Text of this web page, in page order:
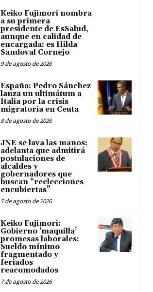
Keiko Fujimori nombra
a su primera
presidente de EsSalud,
aunque en calidad de
encargada: es Hilda
Sandoval Cornejo
9 de agosto de 2026
España: Pedro Sánchez
lanza un ultimátum a
Italia por la crisis
migratoria en Ceuta
8 de agosto de 2026
JNE se lava las manos:
adelanta que admitirá
postulaciones de
alcaldes y
gobernadores que
buscan “reelecciones
encubiertas”
7 de agosto de 2026
Keiko Fujimori:
Gobierno ‘maquilla’
promesas laborales:
Sueldo mínimo
fragmentado y
feriados
reacomodados
7 de agosto de 2026